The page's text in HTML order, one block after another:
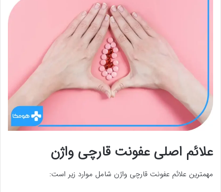
علائم اصلی عفونت قارچی واژن
مهمترین علائم عفونت قارچی واژن شامل موارد زیر است: